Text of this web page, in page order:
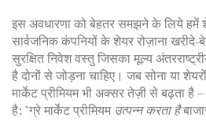
इस अवधारणा को बेहतर समझने के लिये हमें
सार्वजनिक कंपनियों के शेयर रोज़ाना
सुरक्षित निवेश वस्तु जिसका मूल्य
हैदोनों से जोड़ना चाहिए। जब सोना या
मार्केट प्रीमियम भी अक्सर तेज़ी से बढ़ता है
है: "ग्रे मार्केट प्रीमियम उत्पन्न करता है